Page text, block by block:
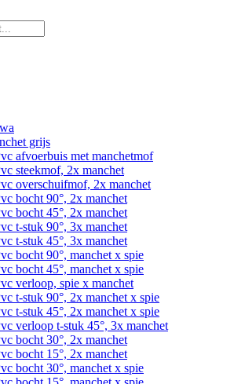
grijs
afvoerbuis met manchetmof
steekmof, 2x manchet
overschuifmof, 2x manchet
bocht 90°, 2x manchet
bocht 45°, 2x manchet
t-stuk 90°, 3x manchet
t-stuk 45°, 3x manchet
bocht 90°, manchet x spie
bocht 45°, manchet x spie
verloop, spie x manchet
t-stuk 90°, 2x manchet x spie
t-stuk 45°, 2x manchet x spie
verloop t-stuk 45°, 3x manchet
bocht 30°, 2x manchet
bocht 15°, 2x manchet
bocht 30°, manchet x spie